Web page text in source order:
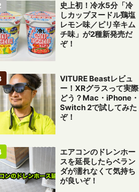
史上初！冷水5分「冷
しカップヌードル鶏塩
レモン味／ピリ辛キム
チ味」が2種新発売だ
ぞ！
VITURE Beastレビュ
ー！XRグラスって実際
どう？Mac・iPhone・
Switch 2で試してみた
ぞ！
エアコンのドレンホー
スを延長したらベラン
ダが濡れなくて気持ち
が良いぞ！